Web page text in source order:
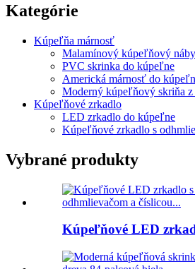
Kategórie
Kúpeľňa márnosť
Malamínový kúpeľňový
PVC skrinka do kúpeľne
Americká márnosť do
Moderný kúpeľňový skriňa z
Kúpeľňové zrkadlo
LED zrkadlo do kúpeľne
Kúpeľňové zrkadlo s
Vybrané produkty
Kúpeľňové LED